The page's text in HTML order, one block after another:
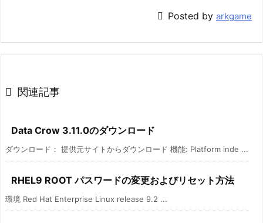
 Posted by arkgame
 関連記事
Data Crow 3.11.0のダウンロード
ダウンロード： 提供元サイトからダウンロード 機能: Platform inde ...
RHEL9 ROOT パスワードの変更およびリセット方法
環境 Red Hat Enterprise Linux release 9.2 ...